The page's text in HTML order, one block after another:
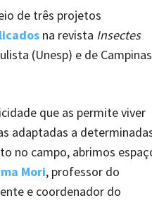
de três projetos
na revista Insectes
(Unesp) e de Campinas
que as permite viver
adaptadas a
no campo, abrimos
Mori, professor do
e coordenador do